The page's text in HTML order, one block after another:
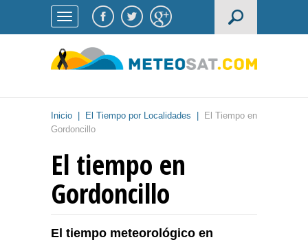
Inicio El Tiempo por Localidades
El Tiempo en
Gordoncillo
El tiempo en
Gordoncillo
El tiempo meteorológico en